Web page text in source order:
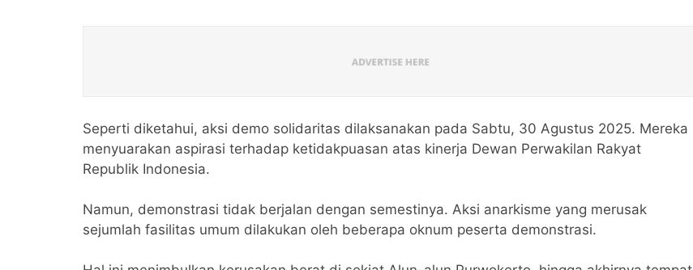
Seperti diketahui, aksi demo solidaritas dilaksanakan pada Sabtu, 30 Agustus 2025. Mereka
menyuarakan aspirasi terhadap ketidakpuasan atas kinerja Dewan Perwakilan Rakyat
Republik Indonesia.
Namun, demonstrasi tidak berjalan dengan semestinya. Aksi anarkisme yang merusak
sejumlah fasilitas umum dilakukan oleh beberapa oknum peserta demonstrasi.